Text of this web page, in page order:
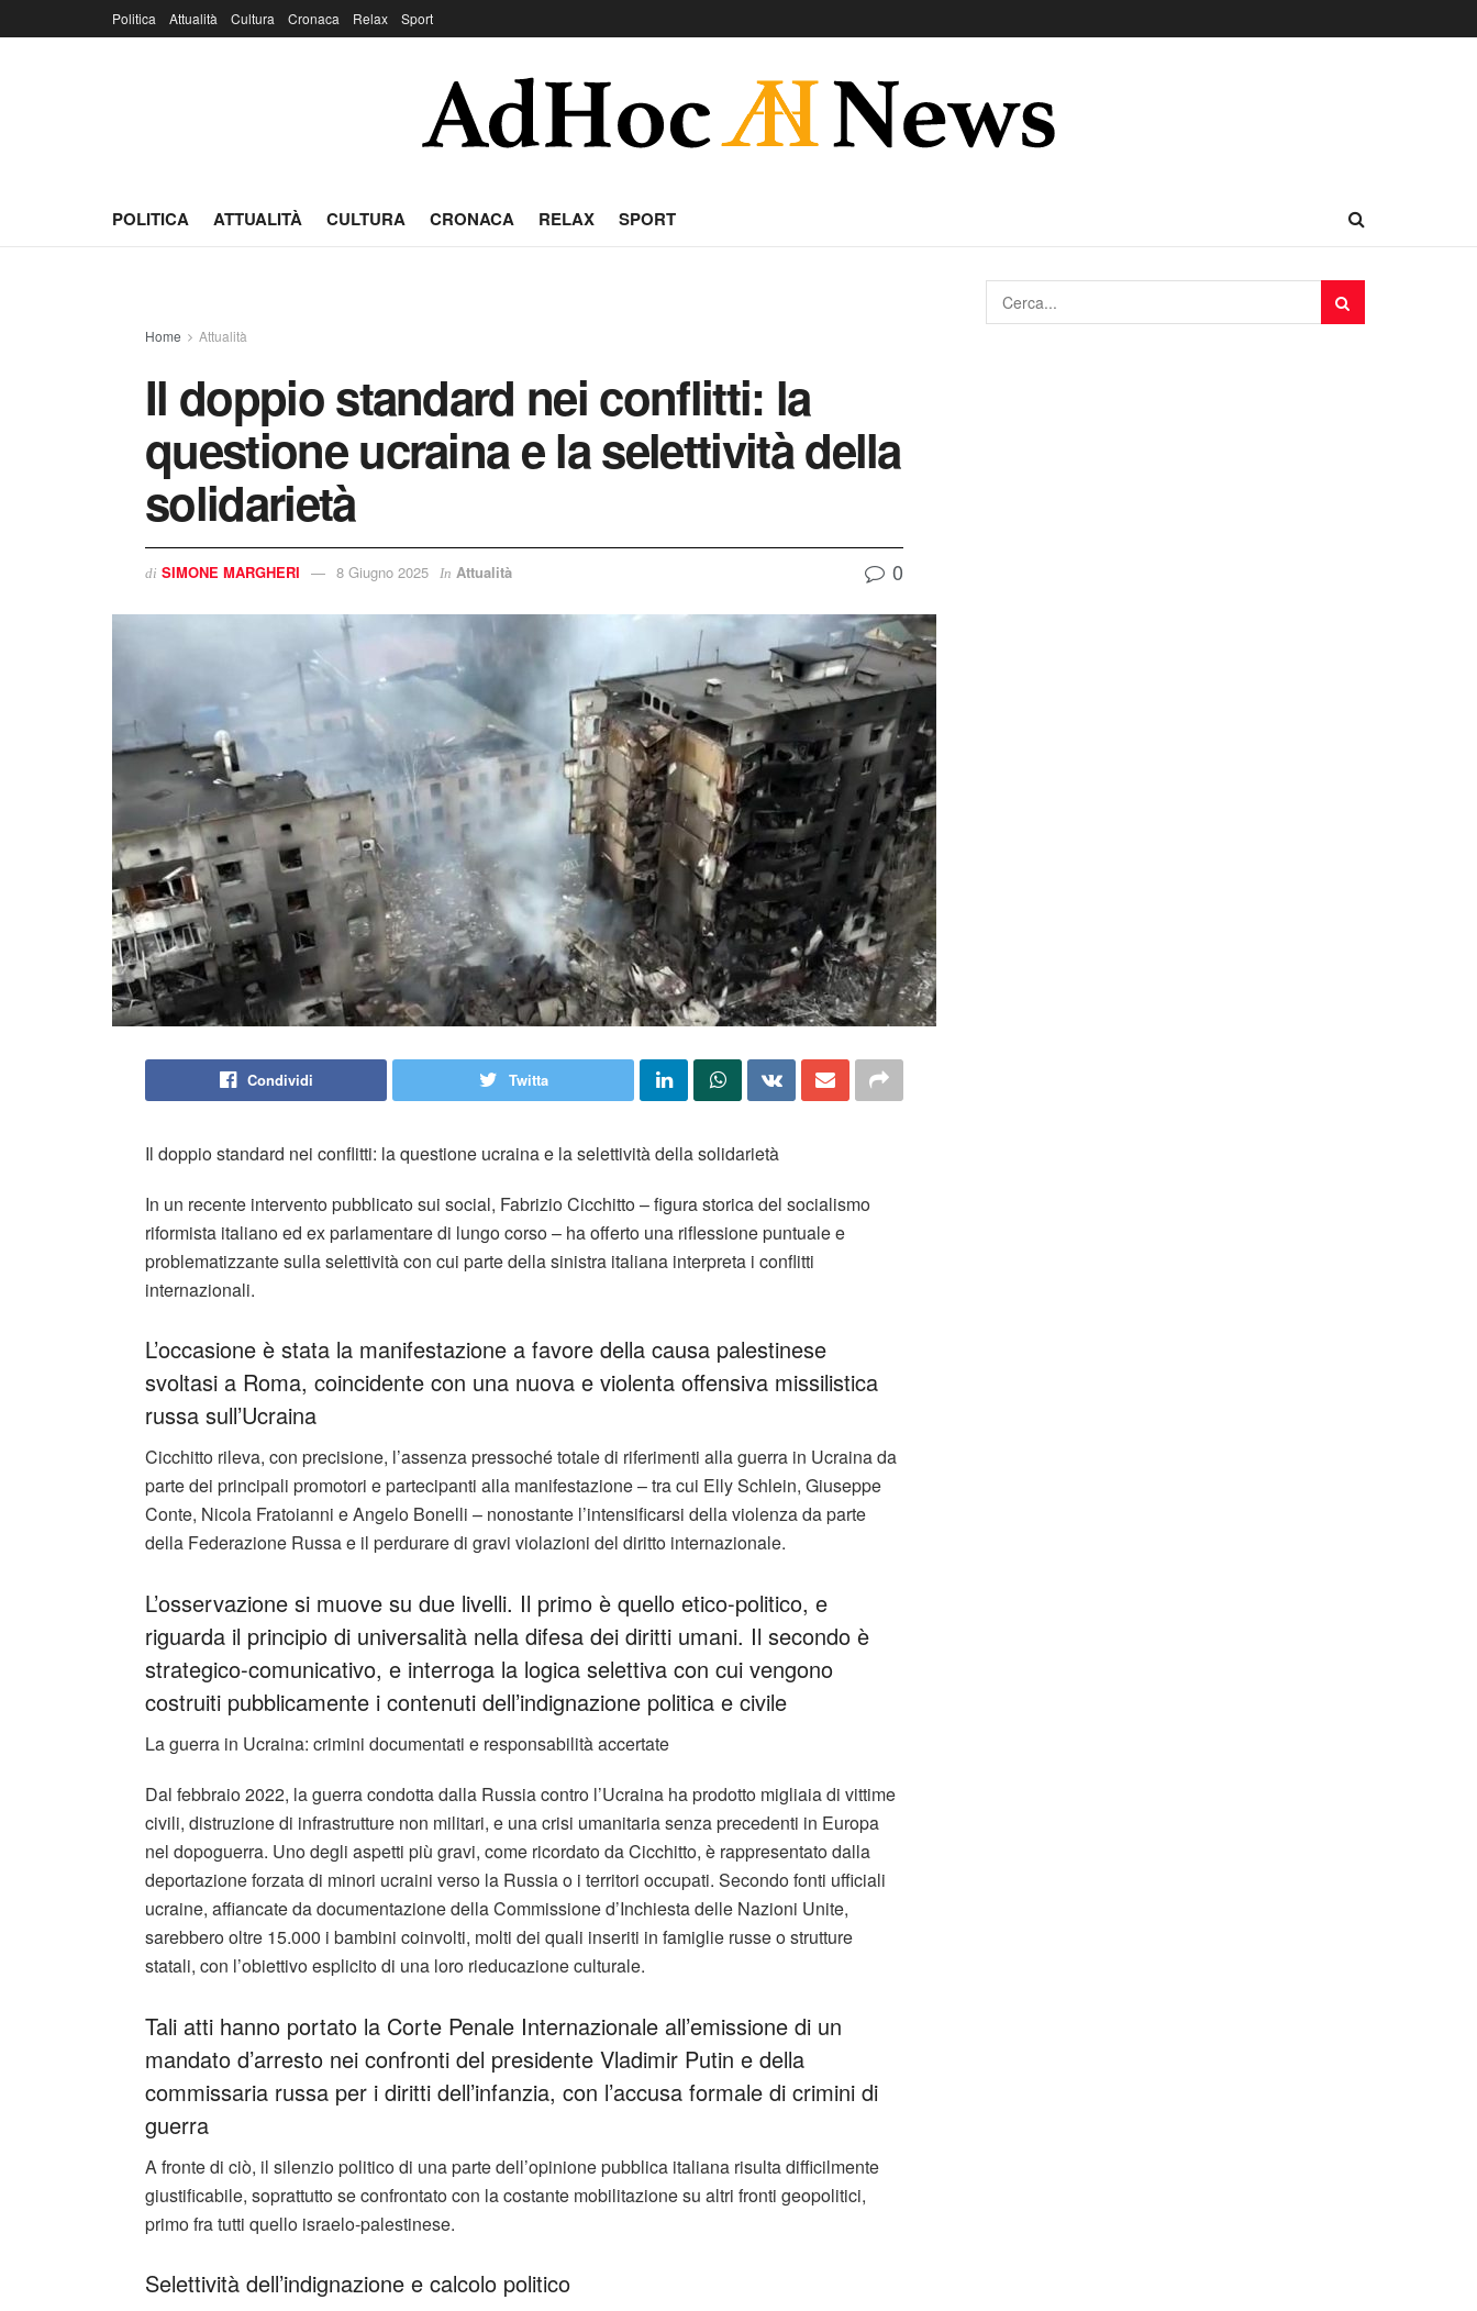
Politica Attualità Cultura Cronaca Relax Sport
POLITICA ATTUALITÀ CULTURA CRONACA RELAX SPORT
Home Attualità
Il doppio standard nei conflitti: la
questione ucraina e la selettività della
solidarietà
di SIMONE MARGHERI 8 Giugno 2025 In Attualità 0
Condividi Twitta
Il doppio standard nei conflitti: la questione ucraina e la selettività della solidarietà
In un recente intervento pubblicato sui social, Fabrizio Cicchitto – figura storica del socialismo
riformista italiano ed ex parlamentare di lungo corso – ha offerto una riflessione puntuale e
problematizzante sulla selettività con cui parte della sinistra italiana interpreta i conflitti
internazionali.
L’occasione è stata la manifestazione a favore della causa palestinese
svoltasi a Roma, coincidente con una nuova e violenta offensiva missilistica
russa sull’Ucraina
Cicchitto rileva, con precisione, l’assenza pressoché totale di riferimenti alla guerra in Ucraina da
parte dei principali promotori e partecipanti alla manifestazione – tra cui Elly Schlein, Giuseppe
Conte, Nicola Fratoianni e Angelo Bonelli – nonostante l’intensificarsi della violenza da parte
della Federazione Russa e il perdurare di gravi violazioni del diritto internazionale.
L’osservazione si muove su due livelli. Il primo è quello etico-politico, e
riguarda il principio di universalità nella difesa dei diritti umani. Il secondo è
strategico-comunicativo, e interroga la logica selettiva con cui vengono
costruiti pubblicamente i contenuti dell’indignazione politica e civile
La guerra in Ucraina: crimini documentati e responsabilità accertate
Dal febbraio 2022, la guerra condotta dalla Russia contro l’Ucraina ha prodotto migliaia di vittime
civili, distruzione di infrastrutture non militari, e una crisi umanitaria senza precedenti in Europa
nel dopoguerra. Uno degli aspetti più gravi, come ricordato da Cicchitto, è rappresentato dalla
deportazione forzata di minori ucraini verso la Russia o i territori occupati. Secondo fonti ufficiali
ucraine, affiancate da documentazione della Commissione d’Inchiesta delle Nazioni Unite,
sarebbero oltre 15.000 i bambini coinvolti, molti dei quali inseriti in famiglie russe o strutture
statali, con l’obiettivo esplicito di una loro rieducazione culturale.
Tali atti hanno portato la Corte Penale Internazionale all’emissione di un
mandato d’arresto nei confronti del presidente Vladimir Putin e della
commissaria russa per i diritti dell’infanzia, con l’accusa formale di crimini di
guerra
A fronte di ciò, il silenzio politico di una parte dell’opinione pubblica italiana risulta difficilmente
giustificabile, soprattutto se confrontato con la costante mobilitazione su altri fronti geopolitici,
primo fra tutti quello israelo-palestinese.
Selettività dell’indignazione e calcolo politico